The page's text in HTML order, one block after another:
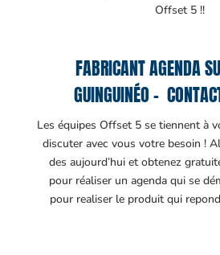
Offset 5 !!
FABRICANT AGENDA
GUINGUINÉO –
Les équipes Offset 5 se tiennent à
discuter avec vous votre besoin !
des aujourd’hui et obtenez
pour réaliser un agenda qui se
pour realiser le produit qui